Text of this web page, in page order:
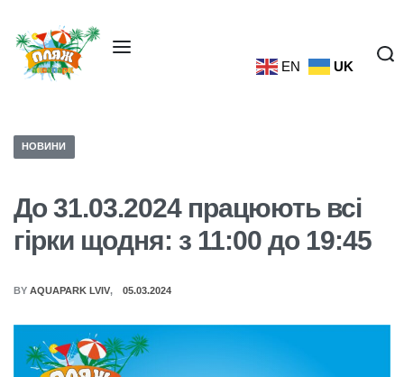
EN UK
НОВИНИ
До 31.03.2024 працюють всі
гірки щодня: з 11:00 до 19:45
BY AQUAPARK LVIV 05.03.2024